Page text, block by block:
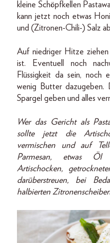
kleine Schöpfkellen
kann jetzt noch etwas
und (Zitronen-Chili-) Salz
Auf niedriger Hitze ziehen
ist. Eventuell noch
Flüssigkeit da sein, noch
wenig Butter
Spargel geben und alles
Wer das Gericht als
sollte jetzt die
vermischen und auf
Parmesan, etwas
Artischocken,
darüberstreuen, bei
halbierten